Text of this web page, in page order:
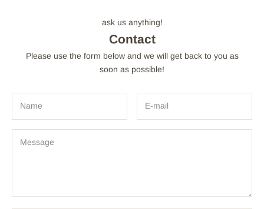
ask us anything!
Contact
Please use the form below and we will get back to you as
soon as possible!